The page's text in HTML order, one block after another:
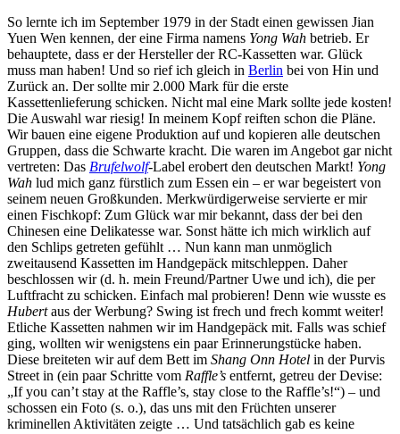
So lernte ich im September 1979 in der Stadt einen gewissen Jian
Yuen Wen kennen, der eine Firma namens Yong Wah betrieb. Er
behauptete, dass er der Hersteller der RC-Kassetten war. Glück
muss man haben! Und so rief ich gleich in Berlin bei von Hin und
Zurück an. Der sollte mir 2.000 Mark für die erste
Kassettenlieferung schicken. Nicht mal eine Mark sollte jede kosten!
Die Auswahl war riesig! In meinem Kopf reiften schon die Pläne.
Wir bauen eine eigene Produktion auf und kopieren alle deutschen
Gruppen, dass die Schwarte kracht. Die waren im Angebot gar nicht
vertreten: Das Brufelwolf-Label erobert den deutschen Markt! Yong
Wah lud mich ganz fürstlich zum Essen ein – er war begeistert von
seinem neuen Großkunden. Merkwürdigerweise servierte er mir
einen Fischkopf: Zum Glück war mir bekannt, dass der bei den
Chinesen eine Delikatesse war. Sonst hätte ich mich wirklich auf
den Schlips getreten gefühlt … Nun kann man unmöglich
zweitausend Kassetten im Handgepäck mitschleppen. Daher
beschlossen wir (d. h. mein Freund/Partner Uwe und ich), die per
Luftfracht zu schicken. Einfach mal probieren! Denn wie wusste es
Hubertaus der Werbung? Swing ist frech und frech kommt weiter!
Etliche Kassetten nahmen wir im Handgepäck mit. Falls was schief
ging, wollten wir wenigstens ein paar Erinnerungstücke haben.
Diese breiteten wir auf dem Bett im Shang Onn Hotel in der Purvis
Street in (ein paar Schritte vom Raffle’s entfernt, getreu der Devise:
„If you can’t stay at the Raffle’s, stay close to the Raffle’s!“) – und
schossen ein Foto (s. o.), das uns mit den Früchten unserer
kriminellen Aktivitäten zeigte … Und tatsächlich gab es keine